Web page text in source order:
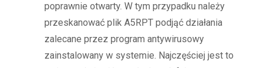
poprawnie otwarty. W tym przypadku należy
przeskanować plik A5RPT podjąć działania
zalecane przez program antywirusowy
zainstalowany w systemie. Najczęściej jest to